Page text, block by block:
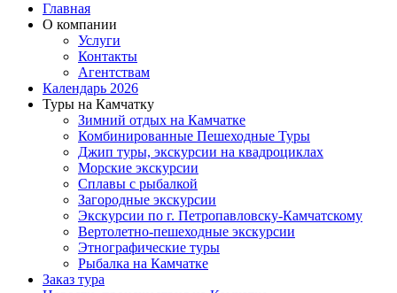
Главная
О компании
Услуги
Контакты
Агентствам
Календарь 2026
Туры на Камчатку
Зимний отдых на Камчатке
Комбинированные Пешеходные Туры
Джип туры, экскурсии на квадроциклах
Морские экскурсии
Сплавы с рыбалкой
Загородные экскурсии
Экскурсии по г. Петропавловску-Камчатскому
Вертолетно-пешеходные экскурсии
Этнографические туры
Рыбалка на Камчатке
Заказ тура